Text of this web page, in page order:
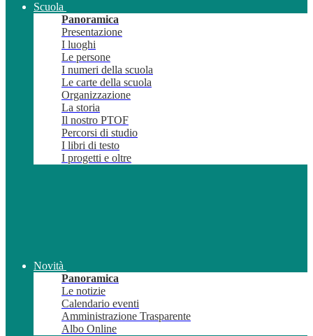
Scuola
Panoramica
Presentazione
I luoghi
Le persone
I numeri della scuola
Le carte della scuola
Organizzazione
La storia
Il nostro PTOF
Percorsi di studio
I libri di testo
I progetti e oltre
Novità
Panoramica
Le notizie
Calendario eventi
Amministrazione Trasparente
Albo Online